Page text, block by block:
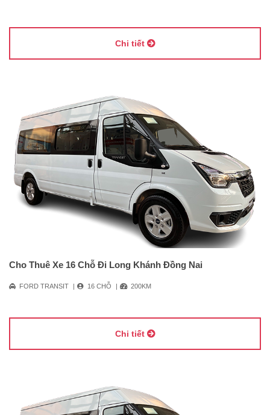
Chi tiết
Cho Thuê Xe 16 Chỗ Đi Long Khánh Đồng Nai
FORD TRANSIT 16 CHỖ 200KM
Chi tiết